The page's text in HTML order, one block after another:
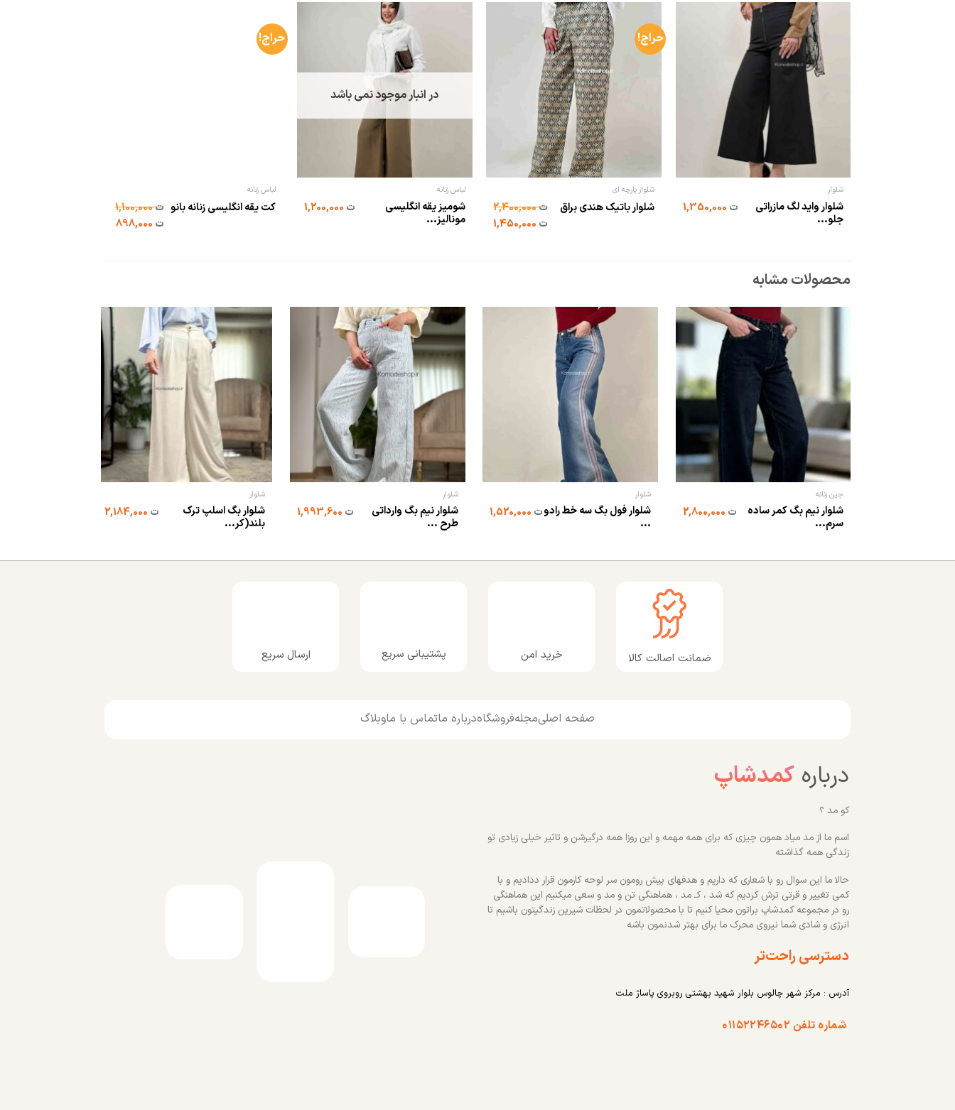
شلوار
شلوار واید لگ مازراتی
جلو...
ت
حراج!
شلوار پارچه ای
شلوار باتیک هندی براق ت2,400,000
ت
در انبار موجود نمی باشد
لباس زنانه
شومیز یقه انگلیسی
مونالیز...
ت
حراج!
لباس زنانه
کت یقه انگلیسی زنانه بانو ت1,100,000
ت
محصولات مشابه
جین زنانه
شلوار نیم بگ کمر ساده
سرم...
ت
شلوار
شلوار فول بگ سه خط رادو
...
ت
شلوار
شلوار نیم بگ وارداتی
طرح ...
ت
شلوار
شلوار بگ اسلپ ترک
بلند(کر...
ت
ضمانت اصالت کالا خرید امن پشتیبانی سریع ارسال سریع
صفحه اصلیمجلهفروشگاهدرباره ماتماس با ماوبلاگ
دربارهکمدشاپ
کو مد ؟
اسم ما از مد میاد همون چیزی که برای همه مهمه و این روزا همه درگیرشن و تاثیر خیلی زیادی تو
زندگی همه گذاشته
حالا ما این سوال رو با شعاری که داریم و هدفهای پیش رومون سر لوحه کارمون قرار ددادیم و با
کمی تغییر و قرتی ترش کردیم که شد ، کـ مد ، هماهنگی تن و مد و سعی میکنیم این هماهنگی
رو در مجموعه کمدشاپ براتون محیا کنیم تا با محصولاتمون در لحظات شیرین زندگیتون باشیم تا
انرژی و شادی شما نیروی محرک ما برای بهتر شدنمون باشه
دسترسی راحت‌تر
آدرس : مرکز شهر چالوس بلوار شهید بهشتی روبروی پاساژ ملت
شماره تلفن ۰۱۱۵۲۲۴۶۵۰۲